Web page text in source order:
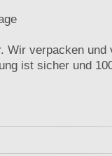
Wir verpacken und
ist sicher und